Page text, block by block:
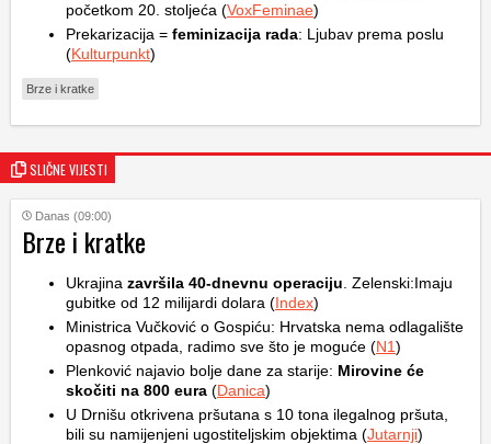
početkom 20. stoljeća (VoxFeminae)
Prekarizacija = feminizacija rada: Ljubav prema poslu
(Kulturpunkt)
Brze i kratke
SLIČNE VIJESTI
Danas (09:00)
Brze i kratke
Ukrajina završila 40-dnevnu operaciju . Zelenski:Imaju
gubitke od 12 milijardi dolara (Index)
Ministrica Vučković o Gospiću: Hrvatska nema odlagalište
opasnog otpada, radimo sve što je moguće (N1)
Plenković najavio bolje dane za starije: Mirovine će
skočiti na 800 eura (Danica)
U Drnišu otkrivena pršutana s 10 tona ilegalnog pršuta,
bili su namijenjeni ugostiteljskim objektima (Jutarnji)